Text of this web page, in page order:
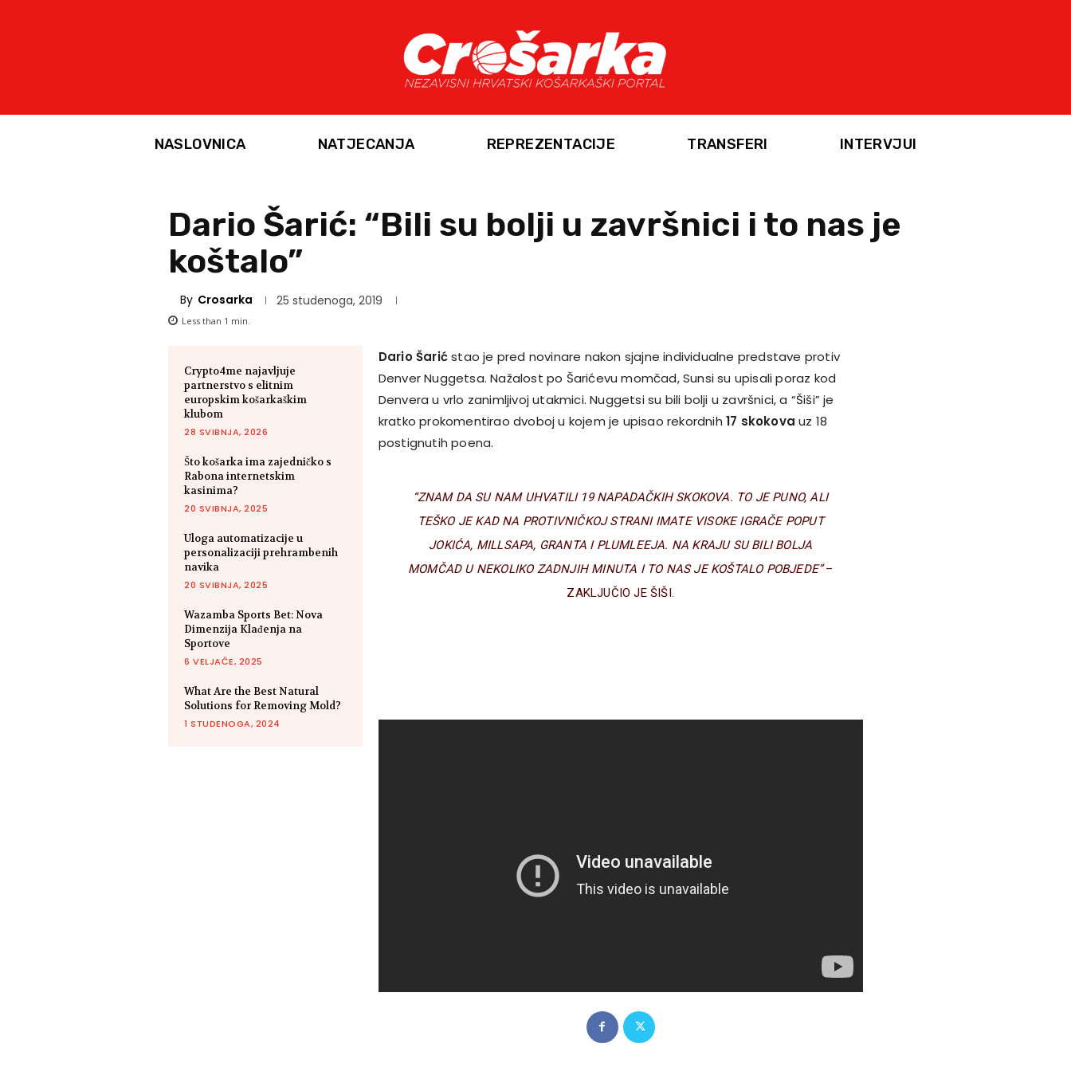
NASLOVNICA NATJECANJA REPREZENTACIJE TRANSFERI INTERVJUI
Dario Šarić: “Bili su bolji u završnici i to nas je
koštalo”
By Crosarka 25 studenoga, 2019
Less than 1 min.
Crypto4me najavljuje
partnerstvo s elitnim
europskim košarkaškim
klubom
28 SVIBNJA, 2026
Što košarka ima zajedničko s
Rabona internetskim
kasinima?
20 SVIBNJA, 2025
Uloga automatizacije u
personalizaciji prehrambenih
navika
20 SVIBNJA, 2025
Wazamba Sports Bet: Nova
Dimenzija Klađenja na
Sportove
6 VELJAČE, 2025
What Are the Best Natural
Solutions for Removing Mold?
1 STUDENOGA, 2024
Dario Šarićstao je pred novinare nakon sjajne individualne predstave protiv
Denver Nuggetsa. Nažalost po Šarićevu momčad, Sunsi su upisali poraz kod
Denvera u vrlo zanimljivoj utakmici. Nuggetsi su bili bolji u završnici, a “Šiši” je
kratko prokomentirao dvoboj u kojem je upisao rekordnih 17 skokova uz 18
postignutih poena.
“ZNAM DA SU NAM UHVATILI 19 NAPADAČKIH SKOKOVA. TO JE PUNO, ALI
TEŠKO JE KAD NA PROTIVNIČKOJ STRANI IMATE VISOKE IGRAČE POPUT
JOKIĆA, MILLSAPA, GRANTA I PLUMLEEJA. NA KRAJU SU BILI BOLJA
MOMČAD U NEKOLIKO ZADNJIH MINUTA I TO NAS JE KOŠTALO POBJEDE”–
ZAKLJUČIO JE ŠIŠI.